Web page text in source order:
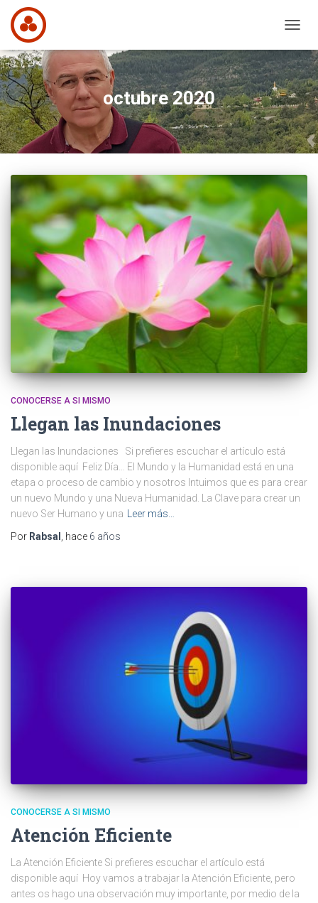
MODO
DE
octubre 2020
CONOCERSE A SI MISMO
Llegan las Inundaciones
Llegan las Inundaciones Si prefieres escuchar el artículo está
disponible aquí Feliz Día… El Mundo y la Humanidad está en una
etapa o proceso de cambio y nosotros Intuimos que es para crear
un nuevo Mundo y una Nueva Humanidad. La Clave para crear un
nuevo Ser Humano y una
Leer más…
Por Rabsal , hace 6 años
CONOCERSE A SI MISMO
Atención Eficiente
La Atención Eficiente Si prefieres escuchar el artículo está
disponible aquí Hoy vamos a trabajar la Atención Eficiente, pero
antes os hago una observación muy importante, por medio de la